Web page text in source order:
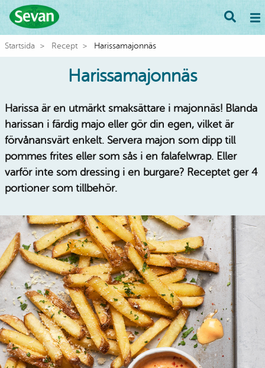
Startsida Recept Harissamajonnäs
Harissamajonnäs
Harissa är en utmärkt smaksättare i majonnäs! Blanda
harissan i färdig majo eller gör din egen, vilket är
förvånansvärt enkelt. Servera majon som dipp till
pommes frites eller som sås i en falafelwrap. Eller
varför inte som dressing i en burgare? Receptet ger 4
portioner som tillbehör.